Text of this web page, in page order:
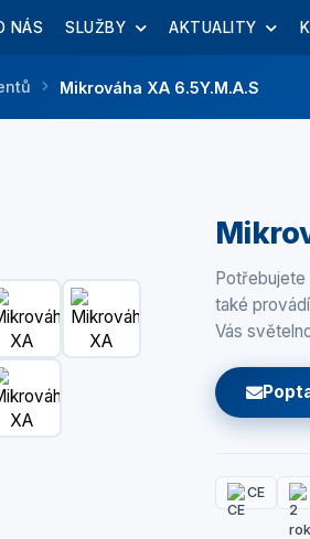
NÁS SLUŽBY AKTUALITY
Mikrováha XA 6.5Y.M.A.S
Potřebujete
také
Vás
CE